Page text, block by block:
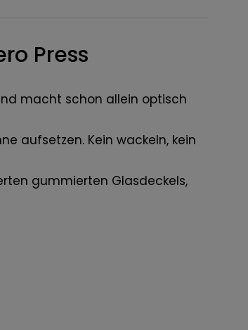
Press
macht schon allein optisch
aufsetzen. Kein wackeln, kein
gummierten Glasdeckels,